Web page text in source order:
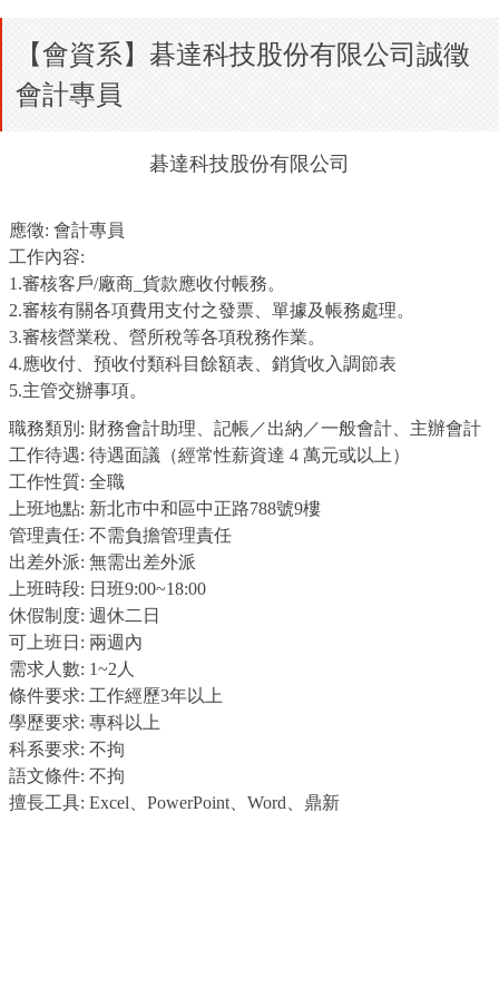
【會資系】碁達科技股份有限公司誠徵
會計專員
碁達科技股份有限公司
應徵: 會計專員
工作內容:
1.審核客戶/廠商_貨款應收付帳務。
2.審核有關各項費用支付之發票、單據及帳務處理。
3.審核營業稅、營所稅等各項稅務作業。
4.應收付、預收付類科目餘額表、銷貨收入調節表
5.主管交辦事項。
職務類別: 財務會計助理、記帳／出納／一般會計、主辦會計
工作待遇: 待遇面議（經常性薪資達 4 萬元或以上）
工作性質: 全職
上班地點: 新北市中和區中正路788號9樓
管理責任: 不需負擔管理責任
出差外派: 無需出差外派
上班時段: 日班9:00~18:00
休假制度: 週休二日
可上班日: 兩週內
需求人數: 1~2人
條件要求: 工作經歷3年以上
學歷要求: 專科以上
科系要求: 不拘
語文條件: 不拘
擅長工具: Excel、PowerPoint、Word、鼎新